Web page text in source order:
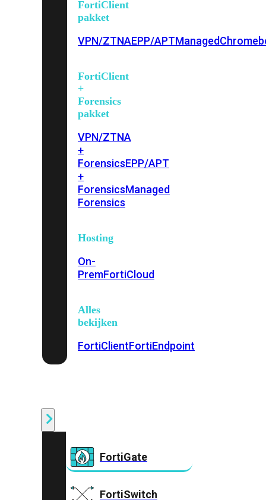
FortiClient
pakket
VPN/ZTNAEPP/APTManaged
FortiClient
+
Forensics
pakket
VPN/ZTNA
+
ForensicsEPP/APT
+
ForensicsManaged
Forensics
Hosting
On-
PremFortiCloud
Alles
bekijken
FortiClientFortiEndpoint
FortiGate
FortiSwitch